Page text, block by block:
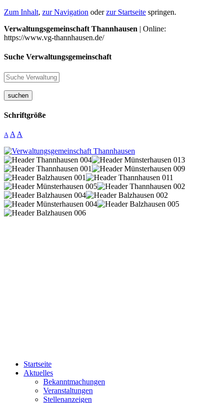
Zum Inhalt, zur Navigation oderzur Startseite springen.
Verwaltungsgemeinschaft Thannhausen | Online:
https://www.vg-thannhausen.de/
Suche Verwaltungsgemeinschaft
suchen
Schriftgröße
A A A
Startseite
Aktuelles
Bekanntmachungen
Veranstaltungen
Stellenanzeigen